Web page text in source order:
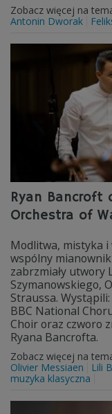
Zobacz więcej na
Antonin Dworak
Ryan Bancroft
Orchestra of
Modlitwa, mistyka i
wspólny
zabrzmiały utwory
Szymanowskiego,
Straussa.
BBC National
Choir oraz czworo
Ryana Bancrofta.
Zobacz więcej na
Olivier Messiaen
Lili
muzyka klasyczna